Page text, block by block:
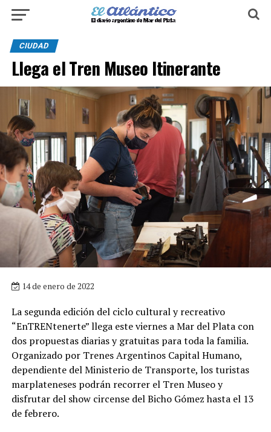
CIUDAD
Llega el Tren Museo Itinerante
14 de enero de 2022
La segunda edición del ciclo cultural y recreativo
“EnTRENtenerte” llega este viernes a Mar del Plata con
dos propuestas diarias y gratuitas para toda la familia.
Organizado por Trenes Argentinos Capital Humano,
dependiente del Ministerio de Transporte, los turistas
marplateneses podrán recorrer el Tren Museo y
disfrutar del show circense del Bicho Gómez hasta el 13
de febrero.